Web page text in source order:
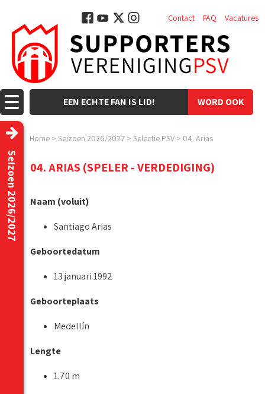
WORD OOK
EEN ECHTE FAN IS LID!
Contact FAQ Vacatures
Home > Seizoen 2026/2027 > Selectie PSV > 04. Arias
Seizoen 2026/2027 04. ARIAS (SPELER - VERDEDIGING)
Naam (voluit)
Santiago Arias
Geboortedatum
13 januari 1992
Geboorteplaats
Medellín
Lengte
1.70 m